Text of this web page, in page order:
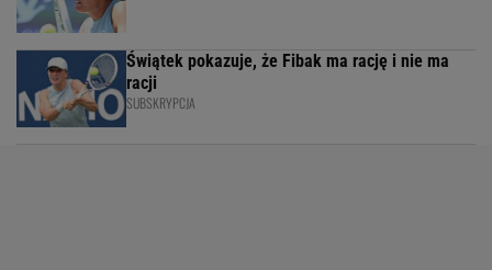
Świątek pokazuje, że Fibak ma rację i nie ma
racji
SUBSKRYPCJA